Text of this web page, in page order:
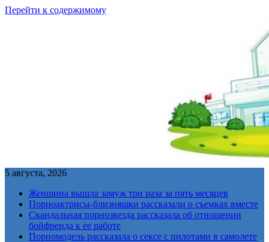
Перейти к содержимому
5 августа, 2026
Женщина вышла замуж три раза за пять месяцев
Порноактрисы-близняшки рассказали о съемках вместе
Скандальная порнозвезда рассказала об отношении
бойфренда к ее работе
Порномодель рассказала о сексе с пилотами в самолете